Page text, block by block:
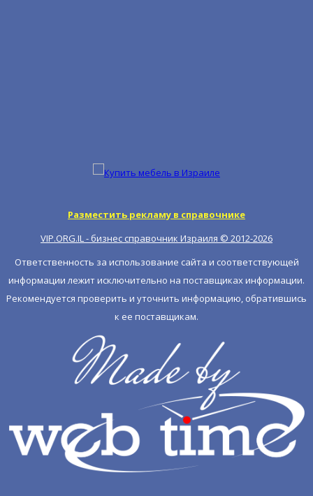
Разместить рекламу в справочнике
VIP.ORG.IL - бизнес справочник Израиля © 2012-2026
Ответственность за использование сайта и соответствующей
информации лежит исключительно на поставщиках информации.
Рекомендуется проверить и уточнить информацию, обратившись
к ее поставщикам.